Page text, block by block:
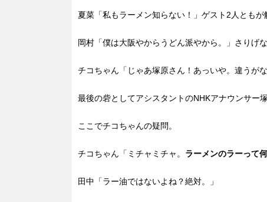
夏菜「私もラーメン知らない！」ゲスト2人とも
岡村「僕は大阪やからうどん派やから。」さりげ
チコちゃん「じゃあ塚原さん！あっいや。違うがな
最後の砦としてアシスタントのNHKアナウンサー
ここでチコちゃんの疑問。
チコちゃん「ミチャミチャ。 ラーメンのラーって
田中「ラー油ではないよね？絶対。」